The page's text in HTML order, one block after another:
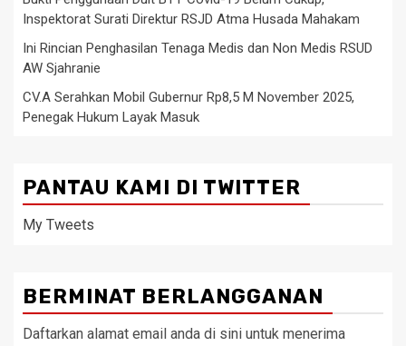
Inspektorat Surati Direktur RSJD Atma Husada Mahakam
Ini Rincian Penghasilan Tenaga Medis dan Non Medis RSUD
AW Sjahranie
CV.A Serahkan Mobil Gubernur Rp8,5 M November 2025,
Penegak Hukum Layak Masuk
PANTAU KAMI DI TWITTER
My Tweets
BERMINAT BERLANGGANAN
Daftarkan alamat email anda di sini untuk menerima